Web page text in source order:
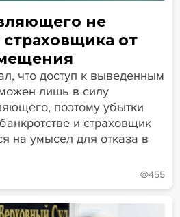
не
от
что доступ к выведенным
лишь в силу
поэтому убытки
и страховщик
на умысел для отказа в
455